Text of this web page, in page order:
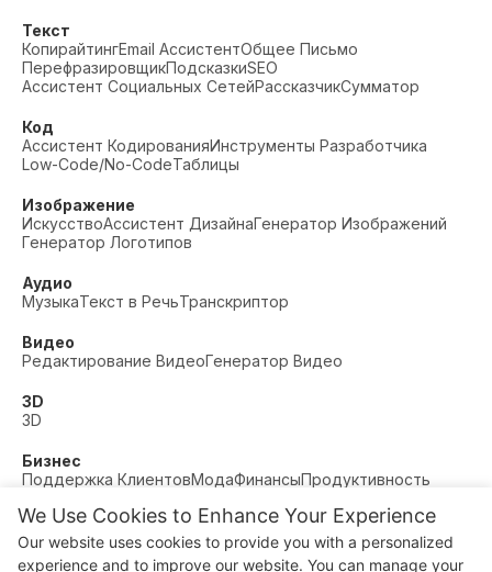
We Use Cookies to Enhance Your Experience
Our website uses cookies to provide you with a personalized
experience and to improve our website. You can manage your
Текст
КопирайтингEmail АссистентОбщее Письмо
ПерефразировщикПодсказкиSEO
Ассистент Социальных СетейРассказчикСумматор
Код
Ассистент КодированияИнструменты Разработчика
Low-Code/No-CodeТаблицы
Изображение
ИскусствоАссистент ДизайнаГенератор Изображений
Генератор Логотипов
Аудио
МузыкаТекст в РечьТранскриптор
Видео
Редактирование ВидеоГенератор Видео
3D
3D
Бизнес
Поддержка КлиентовМодаФинансыПродуктивность
Прочее
ЗнакомстваОбразованиеФитнес
© AI Dude, on your service since 2023. All rights reserved.